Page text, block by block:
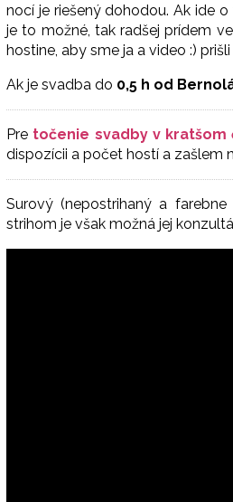
nocí je riešený dohodou. Ak ide
je to možné, tak radšej prídem
hostine, aby sme ja a video :)
Ak je svadba do 0,5 h od
Pre točenie svadby v kratšom
dispozícii a počet hostí a zašlem
Surový (nepostrihaný a
strihom je však možná jej